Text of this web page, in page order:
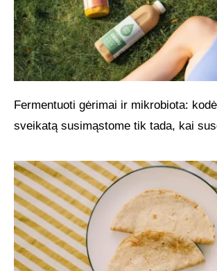
Fermentuoti gėrimai ir mikrobiota:
sveikatą susimąstome tik tada, kai